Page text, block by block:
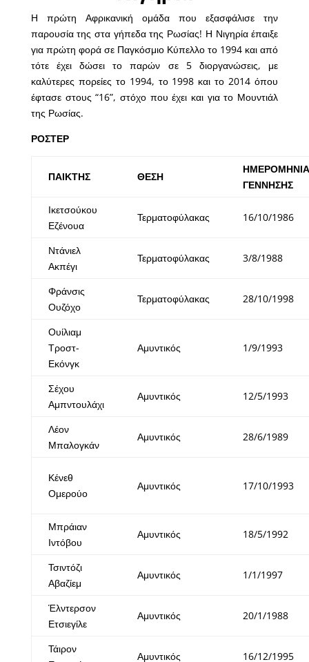
Η πρώτη Αφρικανική ομάδα που εξασφάλισε την
παρουσία της στα γήπεδα της Ρωσίας! Η Νιγηρία έπαιξε
για πρώτη φορά σε Παγκόσμιο Κύπελλο το 1994 και από
τότε έχει δώσει το παρών σε 5 διοργανώσεις, με
καλύτερες πορείες το 1994, το 1998 και το 2014 όπου
έφτασε στους “16”, στόχο που έχει και για το Μουντιάλ
της Ρωσίας.
ΡΟΣΤΕΡ
ΠΑΙΚΤΗΣ ΘΕΣΗ
ΗΜΕΡΟΜΗΝΙΑ
ΓΕΝΝΗΣΗΣ
Ικετσούκου
Εζένουα
Τερματοφύλακας 16/10/1986
Ντάνιελ
Ακπέγι
Τερματοφύλακας 3/8/1988
Φράνσις
Ουζόχο
Τερματοφύλακας 28/10/1998
Ουίλιαμ
Τροστ-
Εκόνγκ
Αμυντικός 1/9/1993
Σέχου
Αμπντουλάχι
Αμυντικός 12/5/1993
Λέον
Μπαλογκάν
Αμυντικός 28/6/1989
Κένεθ
Ομερούο
Αμυντικός 17/10/1993
Μπράιαν
Ιντόβου
Αμυντικός 18/5/1992
Τσιντόζι
Αβαζίεμ
Αμυντικός 1/1/1997
Έλντερσον
Ετσιεγίλε
Αμυντικός 20/1/1988
Τάιρον
Αμυντικός 16/12/1995